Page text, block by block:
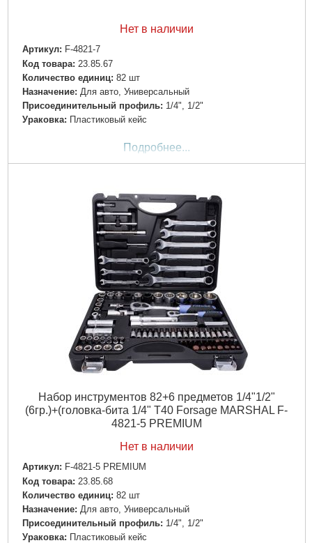
Нет в наличии
Артикул: F-4821-7
Код товара: 23.85.67
Количество единиц: 82 шт
Назначение: Для авто, Универсальный
Пpиcoeдинитeльный пpoфиль: 1/4", 1/2"
Ураковка: Пластиковый кейс
Подробнее...
Набор инструментов 82+6 предметов 1/4"1/2"
(6гр.)+(головка-бита 1/4" T40 Forsage MARSHAL F-
4821-5 PREMIUM
Нет в наличии
Артикул: F-4821-5 PREMIUM
Код товара: 23.85.68
Количество единиц: 82 шт
Назначение: Для авто, Универсальный
Пpиcoeдинитeльный пpoфиль: 1/4", 1/2"
Ураковка: Пластиковый кейс